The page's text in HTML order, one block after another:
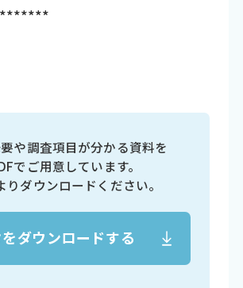
や調査項目が分かる資料を
でご用意しています。
りダウンロードください。
ダウンロードする